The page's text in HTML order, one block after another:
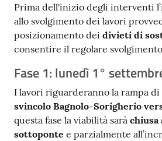
Prima dell'inizio degli interventi
allo svolgimento dei lavori
posizionamento dei divieti di
consentire il regolare
Fase 1: lunedì 1°
I lavori riguarderanno la rampa di
svincolo Bagnolo-Sorigherio
questa fase la viabilità sarà chiusa
sottoponte e parzialmente